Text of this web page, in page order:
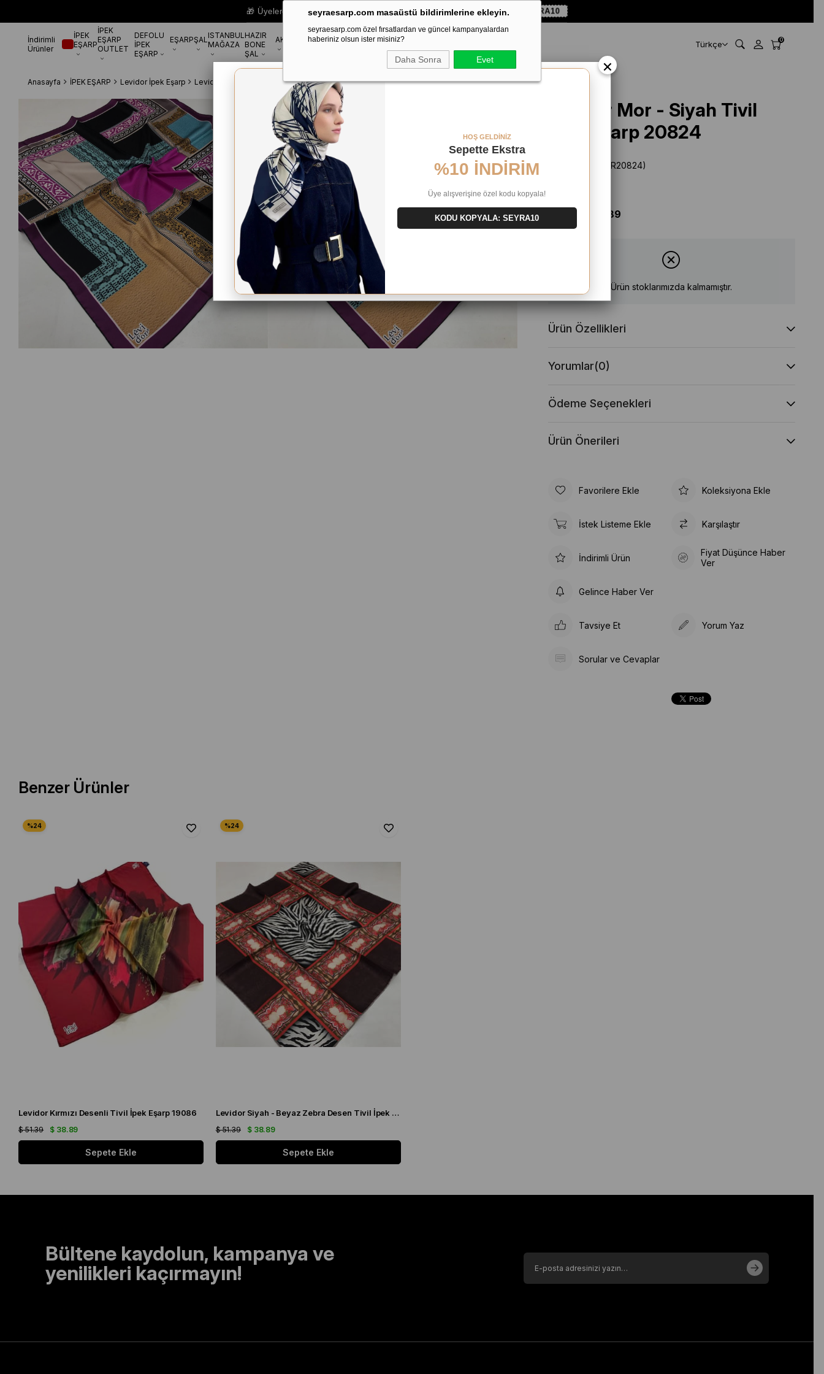
seyraesarp.com masaüstü bildirimlerine ekleyin.
seyraesarp.com özel fırsatlardan ve güncel kampanyalardan
haberiniz olsun ister misiniz?
Daha Sonra Evet
🎁 Üyelere Özel Sepette%10 EKSTRA İNDİRİM HEDİYE ÇEKİ! KOD: SEYRA10
İndirimli
Ürünler
İPEK
EŞARP
İPEK
EŞARP
OUTLET
DEFOLU
İPEK
EŞARP
EŞARPŞALISTANBUL
MAĞAZA
HAZIR
BONE
ŞAL
AKSESUARMARKALAR Türkçe 0
Anasayfa İPEK EŞARP Levidor İpek Eşarp Levidor Mor - Siyah Tivil İpek Eşarp 20824
Levidor Mor - Siyah Tivil
İpek Eşarp 20824
(SYR20824)
$ 38.89
Ürün stoklarımızda kalmamıştır.
Ürün Özellikleri
Yorumlar(0)
Ödeme Seçenekleri
Ürün Önerileri
Favorilere Ekle Koleksiyona Ekle
İstek Listeme Ekle Karşılaştır
İndirimli Ürün
Fiyat Düşünce Haber
Ver
Gelince Haber Ver
Tavsiye Et Yorum Yaz
Sorular ve Cevaplar
Benzer Ürünler
Levidor Kırmızı Desenli Tivil İpek Eşarp 19086
$ 38.89
$ 51.39
Sepete Ekle
Levidor Siyah - Beyaz Zebra Desen Tivil İpek Eşarp 20808
$ 38.89
$ 51.39
Sepete Ekle
Bültene kaydolun, kampanya ve
yenilikleri kaçırmayın!
×
HOŞ GELDİNİZ
Sepette Ekstra
%10 İNDİRİM
Üye alışverişine özel kodu kopyala!
KODU KOPYALA: SEYRA10